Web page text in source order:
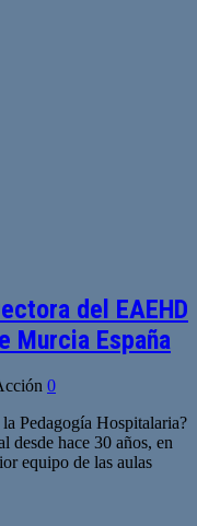
del EAEHD
Murcia España
0
Pedagogía Hospitalaria?
desde hace 30 años, en
equipo de las aulas